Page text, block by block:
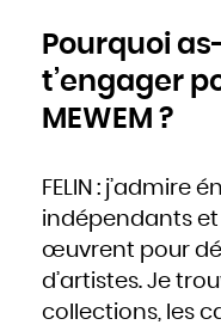
Pourquoi
t’engager
MEWEM ?
FELIN : j’admire
indépendants et
œuvrent pour
d’artistes. Je
collections, les